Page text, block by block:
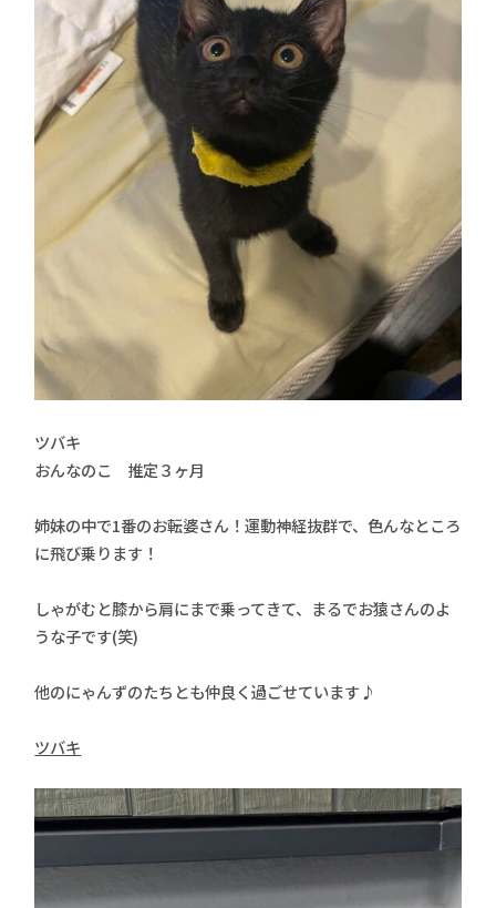
ツバキ
おんなのこ 推定３ヶ月
姉妹の中で1番のお転婆さん！運動神経抜群で、色んなところ
に飛び乗ります！
しゃがむと膝から肩にまで乗ってきて、まるでお猿さんのよ
うな子です(笑)
他のにゃんずのたちとも仲良く過ごせています♪
ツバキ